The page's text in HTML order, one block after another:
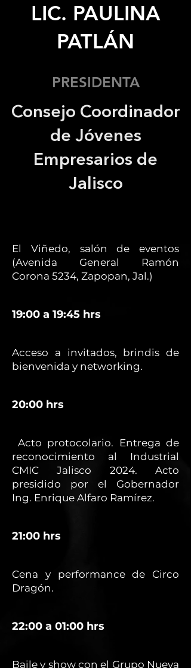
LIC. PAULINA
PATLÁN
PRESIDENTA
Consejo Coordinador
de Jóvenes
Empresarios de
Jalisco
El Viñedo, salón de eventos
(Avenida General Ramón
Corona 5234, Zapopan, Jal.)
19:00 a 19:45 hrs
Acceso a invitados, brindis de
bienvenida y networking.
20:00 hrs
Acto protocolario. Entrega de
reconocimiento al Industrial
CMIC Jalisco 2024. Acto
presidido por el Gobernador
Ing. Enrique Alfaro Ramírez.
21:00 hrs
Cena y performance de Circo
Dragón.
22:00 a 01:00 hrs
Baile y show con el Grupo Nueva